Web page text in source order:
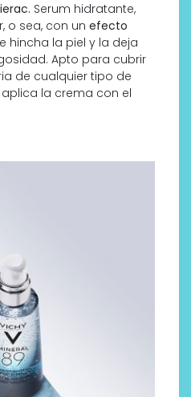
Serum hidratante,
o sea, con un efecto
hincha la piel y la deja
Apto para cubrir
de cualquier tipo de
la crema con el